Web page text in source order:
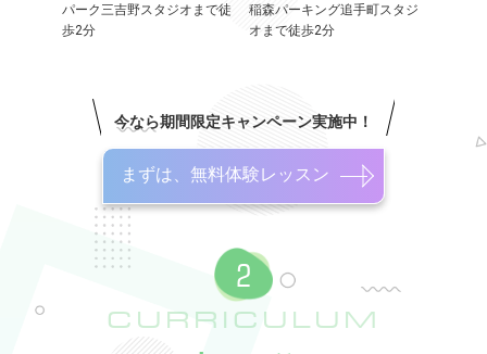
パーク三吉野スタジオまで徒
歩2分
稲森パーキング追手町スタジ
オまで徒歩2分
今なら期間限定キャンペーン実施中！
まずは、無料体験レッスン
CURRICULUM